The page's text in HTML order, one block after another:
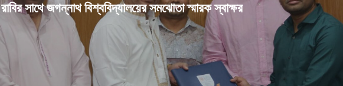
রাবির সাথে জগন্নাথ বিশ্ববিদ্যালয়ের সমঝোতা স্মারক স্বাক্ষর